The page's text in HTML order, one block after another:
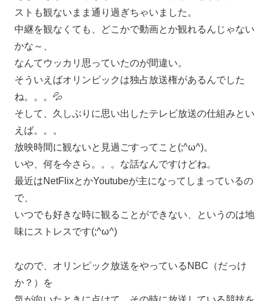
ストも観ないまま通り過ぎちゃいました。
中継を観なくても、どこかで動画とか観れるんじゃない
かな～、
なんてウッカリ思っていたのが間違い。
そういえばオリンピックは独占放送権があるんでした
ね。。。💦
そして、久しぶりに思い出したテレビ放送の仕組みとい
えば。。。
放映時間に観ないと見過ごすってこと(;^ω^)。
いや、何を今さら。。。な話なんですけどね。
最近はNetFlixとかYoutubeが主になってしまっているの
で、
いつでも好きな時に観ることができない、というのは地
味にストレスです(;^ω^)
なので、オリンピック放送をやっているNBC（だっけ
か？）を